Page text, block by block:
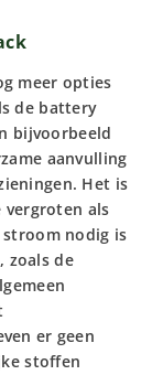
meer opties
de battery
bijvoorbeeld
aanvulling
Het is
vergroten als
nodig is
zoals de
er geen
stoffen